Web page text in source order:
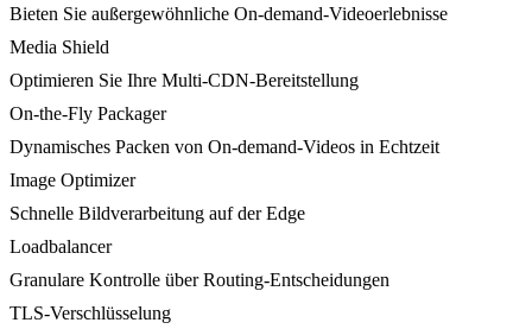
Bieten Sie außergewöhnliche On-demand-Videoerlebnisse
Media Shield
Optimieren Sie Ihre Multi-CDN-Bereitstellung
On-the-Fly Packager
Dynamisches Packen von On-demand-Videos in Echtzeit
Image Optimizer
Schnelle Bildverarbeitung auf der Edge
Loadbalancer
Granulare Kontrolle über Routing-Entscheidungen
TLS-Verschlüsselung